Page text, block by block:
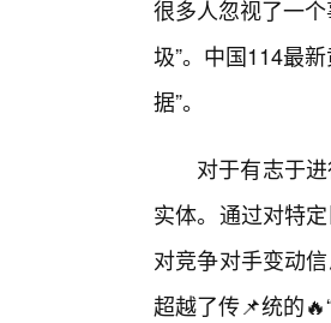
很多人忽视了一
圾”。中国114最
据”。
对于有志于
实体。通过对特
对竞争对手变动
超越了传📌统的